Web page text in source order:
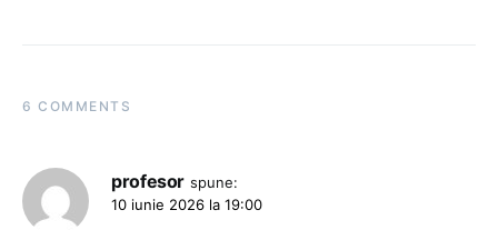
6 COMMENTS
profesor spune:
10 iunie 2026 la 19:00